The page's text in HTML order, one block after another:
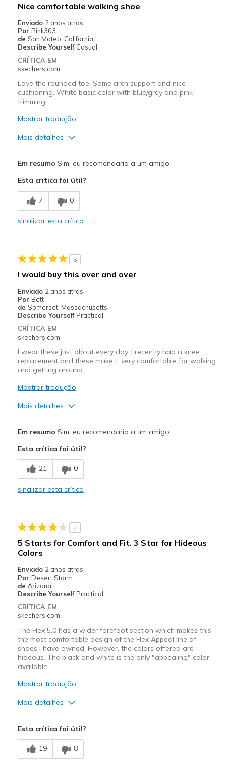
Nice comfortable walking shoe
Enviado 2 anos atras
Por Pink303
de San Mateo, California
Describe Yourself Casual
CRÍTICA EM
skechers.com
Love the rounded toe. Some arch support and nice
cushioning. White basic color with blue/grey and pink
trimming
Mostrar tradução
Mais detalhes
Breathe Well
Comfortable
Casual Wear
Width
Feels true to width
Sizing
Feels true to size
View On Shoes
Em resumo Sim, eu recomendaria a um amigo
Esta crítica foi útil?
7 0
sinalizar esta crítica
5
I would buy this over and over
Enviado 2 anos atras
Por Bett
de Somerset, Massachusetts
Describe Yourself Practical
CRÍTICA EM
skechers.com
I wear these just about every day. I recently had a knee
replacement and these make it very comfortable for walking
and getting around.
Mostrar tradução
Mais detalhes
Breathe Well
Comfortable
Casual Wear
Going Out
Travel
Width
Feels true to width
Sizing
View On Shoes
Em resumo Sim, eu recomendaria a um amigo
Esta crítica foi útil?
21 0
sinalizar esta crítica
4
5 Starts for Comfort and Fit. 3 Star for Hideous
Colors
Enviado 2 anos atras
Por Desert Storm
de Arizona
Describe Yourself Practical
CRÍTICA EM
skechers.com
The Flex 5.0 has a wider forefoot section which makes this
the most comfortable design of the Flex Appeal line of
shoes I have owned. However, the colors offered are
hideous. The black and white is the only "appealing" color
available.
Mostrar tradução
Mais detalhes
Width
Feels true to width
Esta crítica foi útil?
19 8